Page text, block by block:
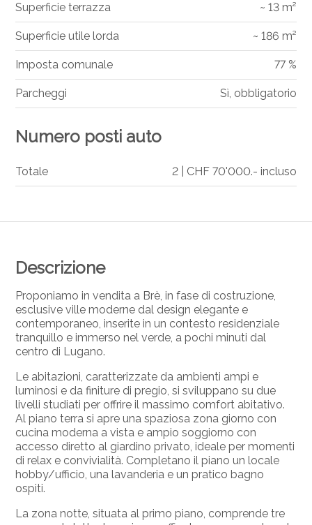
Descrizione
Proponiamo in vendita a Brè, in fase di costruzione,
esclusive ville moderne dal design elegante e
contemporaneo, inserite in un contesto residenziale
tranquillo e immerso nel verde, a pochi minuti dal
centro di Lugano.
Le abitazioni, caratterizzate da ambienti ampi e
luminosi e da finiture di pregio, si sviluppano su due
livelli studiati per offrire il massimo comfort abitativo.
Al piano terra si apre una spaziosa zona giorno con
cucina moderna a vista e ampio soggiorno con
accesso diretto al giardino privato, ideale per momenti
di relax e convivialità. Completano il piano un locale
hobby/ufficio, una lavanderia e un pratico bagno
ospiti.
La zona notte, situata al primo piano, comprende tre
Superficie terrazza ~ 13 m²
Superficie utile lorda ~ 186 m²
Imposta comunale 77 %
Parcheggi Sì, obbligatorio
Numero posti auto
Totale 2 | CHF 70'000.- incluso